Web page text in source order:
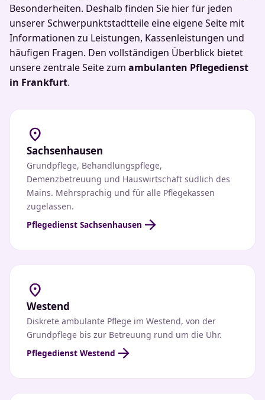
Besonderheiten. Deshalb finden Sie hier für jeden
unserer Schwerpunktstadtteile eine eigene Seite mit
Informationen zu Leistungen, Kassenleistungen und
häufigen Fragen. Den vollständigen Überblick bietet
unsere zentrale Seite zum ambulanten Pflegedienst
in Frankfurt.
location_on
Sachsenhausen
Grundpflege, Behandlungspflege,
Demenzbetreuung und Hauswirtschaft südlich des
Mains. Mehrsprachig und für alle Pflegekassen
zugelassen.
Pflegedienst Sachsenhausen arrow_forward
location_on
Westend
Diskrete ambulante Pflege im Westend, von der
Grundpflege bis zur Betreuung rund um die Uhr.
Pflegedienst Westend arrow_forward